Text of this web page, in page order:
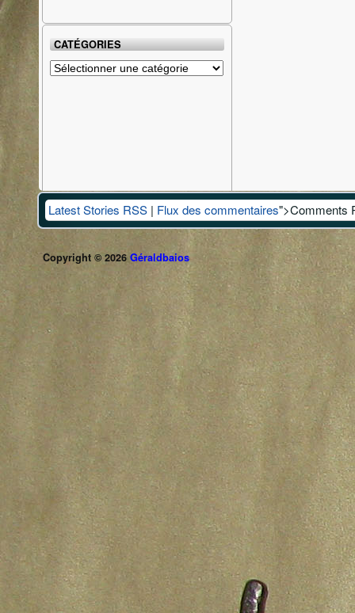
CATÉGORIES
Catégories
Latest Stories RSS | Flux des commentaires">Comments
Copyright © 2026Géraldbaios